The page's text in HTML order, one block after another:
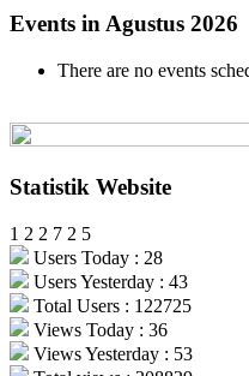
Events in Agustus 2026
There are no events
Statistik Website
1 2 2 7 2 5
Users Today : 28
Users Yesterday : 43
Total Users : 122725
Views Today : 36
Views Yesterday : 53